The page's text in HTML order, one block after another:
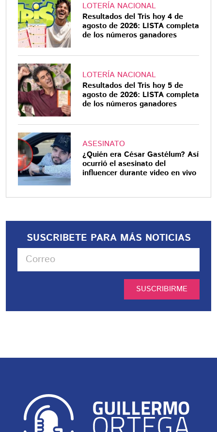
LOTERÍA NACIONAL
Resultados del Tris hoy 4 de
agosto de 2026: LISTA completa
de los números ganadores
LOTERÍA NACIONAL
Resultados del Tris hoy 5 de
agosto de 2026: LISTA completa
de los números ganadores
ASESINATO
¿Quién era César Gastélum? Así
ocurrió el asesinato del
influencer durante video en vivo
SUSCRIBETE PARA MÁS NOTICIAS
SUSCRIBIRME